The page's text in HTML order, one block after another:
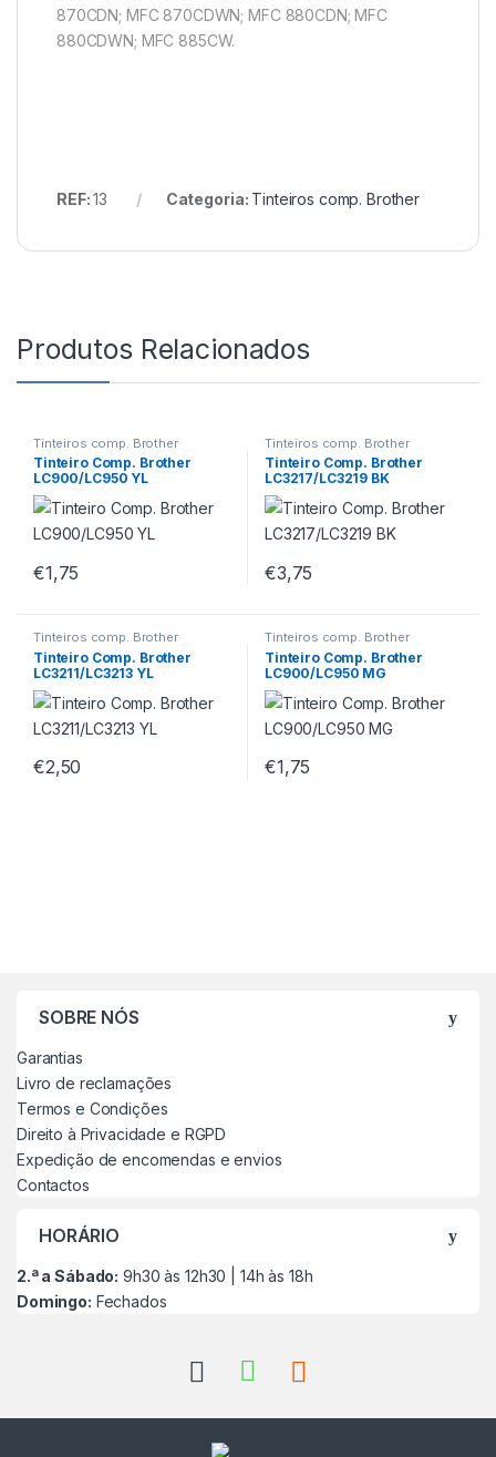
870CDN; MFC 870CDWN; MFC 880CDN; MFC
880CDWN; MFC 885CW.
REF:13 Categoria: Tinteiros comp. Brother
Produtos Relacionados
Tinteiros comp. Brother
Tinteiro Comp. Brother
LC900/LC950 YL
€1,75
Tinteiros comp. Brother
Tinteiro Comp. Brother
LC3217/LC3219 BK
€3,75
Tinteiros comp. Brother
Tinteiro Comp. Brother
LC3211/LC3213 YL
€2,50
Tinteiros comp. Brother
Tinteiro Comp. Brother
LC900/LC950 MG
€1,75
SOBRE NÓS
Garantias
Livro de reclamações
Termos e Condições
Direito à Privacidade e RGPD
Expedição de encomendas e envios
Contactos
HORÁRIO
2.ª a Sábado: 9h30 às 12h30 | 14h às 18h
Domingo: Fechados